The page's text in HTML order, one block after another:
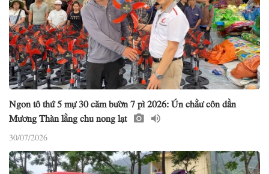
Ngon tô thứ 5 mự 30 căm bườn 7 pì 2026: Ún chằư côn dần
Mương Thàn lằng chu nong lạt
30/07/2026